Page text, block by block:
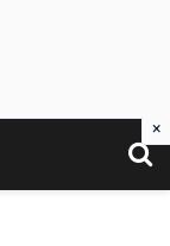
×